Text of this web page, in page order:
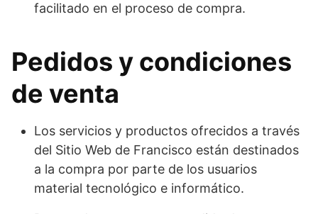
facilitado en el proceso de compra.
Pedidos y condiciones
de venta
Los servicios y productos ofrecidos a través
del Sitio Web de Francisco están destinados
a la compra por parte de los usuarios
material tecnológico e informático.